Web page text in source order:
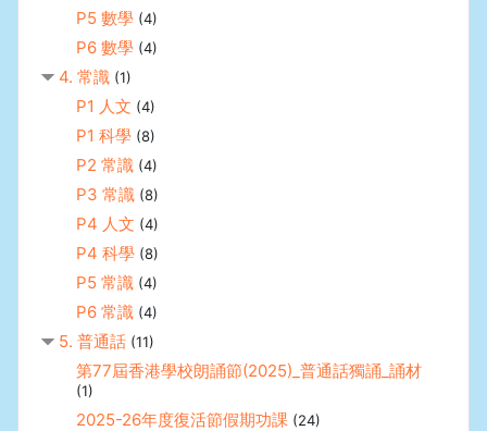
P5 數學 (4)
P6 數學 (4)
4. 常識 (1)
P1 人文 (4)
P1 科學 (8)
P2 常識 (4)
P3 常識 (8)
P4 人文 (4)
P4 科學 (8)
P5 常識 (4)
P6 常識 (4)
5. 普通話 (11)
第77屆香港學校朗誦節(2025)_普通話獨誦_誦材
(1)
2025-26年度復活節假期功課 (24)